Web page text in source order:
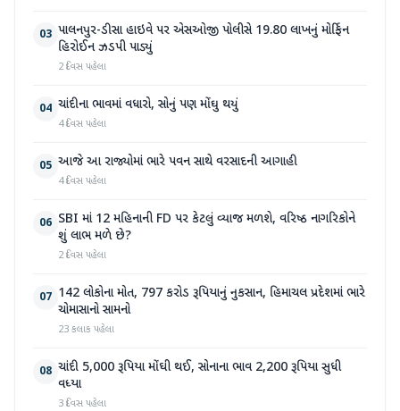
03 પાલનપુર-ડીસા હાઇવે પર એસઓજી પોલીસે 19.80 લાખનું મોર્ફિન
હિરોઈન ઝડપી પાડ્યું
2 દિવસ પહેલા
04 ચાંદીના ભાવમાં વધારો, સોનું પણ મોંઘુ થયું
4 દિવસ પહેલા
05 આજે આ રાજ્યોમાં ભારે પવન સાથે વરસાદની આગાહી
4 દિવસ પહેલા
06 SBI માં 12 મહિનાની FD પર કેટલું વ્યાજ મળશે, વરિષ્ઠ નાગરિકોને
શું લાભ મળે છે?
2 દિવસ પહેલા
07 142 લોકોના મોત, 797 કરોડ રૂપિયાનું નુકસાન, હિમાચલ પ્રદેશમાં ભારે
ચોમાસાનો સામનો
23 કલાક પહેલા
08 ચાંદી 5,000 રૂપિયા મોંઘી થઈ, સોનાના ભાવ 2,200 રૂપિયા સુધી
વધ્યા
3 દિવસ પહેલા